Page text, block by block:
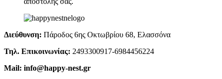
Διεύθυνση: Πάροδος 6ης Οκτωβρίου 68, Ελασσόνα
Τηλ. Επικοινωνίας: 2493300917-6984456224
Mail: info@happy-nest.gr